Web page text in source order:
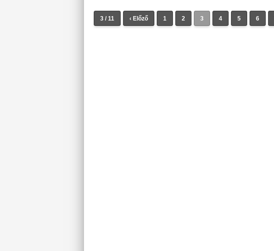
3 / 11 ‹ Előző 1 2 3 4 5 6